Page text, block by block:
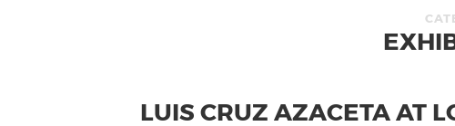
LUIS CRUZ AZACETA AT